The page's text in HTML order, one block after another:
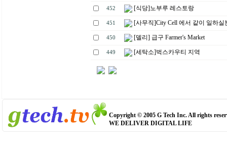
452 [식당]노부루 레스토랑
451 [사무직]City Cell 에서 같이 일하실
450 [델리] 급구 Farmer's Market
449 [세탁소]벅스카우티 지역
Copyright © 2005 G Tech Inc. All rights
WE DELIVER DIGITAL LIFE